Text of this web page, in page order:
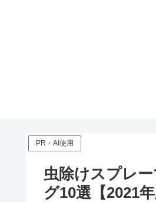
PR・AI使用
虫除けスプレ
グ10選【2021年